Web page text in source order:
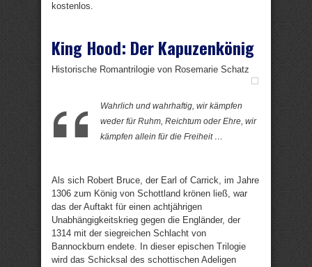
kostenlos.
King Hood: Der Kapuzenkönig
Historische Romantrilogie von Rosemarie Schatz
Wahrlich und wahrhaftig, wir kämpfen
weder für Ruhm, Reichtum oder Ehre, wir
kämpfen allein für die Freiheit …
Als sich Robert Bruce, der Earl of Carrick, im Jahre
1306 zum König von Schottland krönen ließ, war
das der Auftakt für einen achtjährigen
Unabhängigkeitskrieg gegen die Engländer, der
1314 mit der siegreichen Schlacht von
Bannockburn endete. In dieser epischen Trilogie
wird das Schicksal des schottischen Adeligen